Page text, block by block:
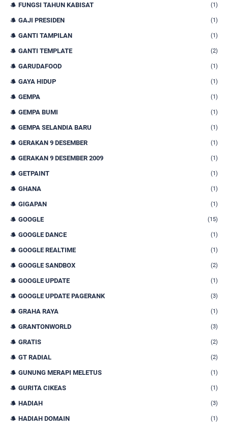
FUNGSI TAHUN KABISAT (1)
GAJI PRESIDEN (1)
GANTI TAMPILAN (1)
GANTI TEMPLATE (2)
GARUDAFOOD (1)
GAYA HIDUP (1)
GEMPA (1)
GEMPA BUMI (1)
GEMPA SELANDIA BARU (1)
GERAKAN 9 DESEMBER (1)
GERAKAN 9 DESEMBER 2009 (1)
GETPAINT (1)
GHANA (1)
GIGAPAN (1)
GOOGLE (15)
GOOGLE DANCE (1)
GOOGLE REALTIME (1)
GOOGLE SANDBOX (2)
GOOGLE UPDATE (1)
GOOGLE UPDATE PAGERANK (3)
GRAHA RAYA (1)
GRANTONWORLD (3)
GRATIS (2)
GT RADIAL (2)
GUNUNG MERAPI MELETUS (1)
GURITA CIKEAS (1)
HADIAH (3)
HADIAH DOMAIN (1)